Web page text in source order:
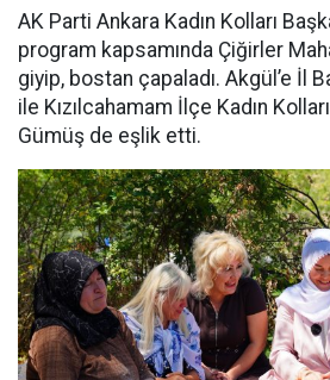
AK Parti Ankara Kadın Kolları
program kapsamında Çiğirler
giyip, bostan çapaladı. Akgül’e İl
ile Kızılcahamam İlçe Kadın
Gümüş de eşlik etti.